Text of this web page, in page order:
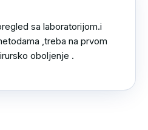
sa laboratorijom.i
,treba na prvom
oboljenje .